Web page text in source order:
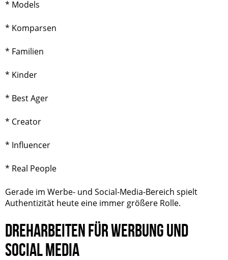
* Models
* Komparsen
* Familien
* Kinder
* Best Ager
* Creator
* Influencer
* Real People
Gerade im Werbe- und Social-Media-Bereich spielt
Authentizität heute eine immer größere Rolle.
DREHARBEITEN FÜR WERBUNG UND
SOCIAL MEDIA